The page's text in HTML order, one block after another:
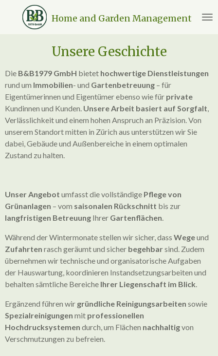
Hauptinhalt Home and Garden Management
Unsere Geschichte
Die B&B1979 GmbH bietet hochwertige Dienstleistungen
rund um Immobilien- und Gartenbetreuung – für
Eigentümerinnen und Eigentümer ebenso wie für private
Kundinnen und Kunden. Unsere Arbeit basiert auf Sorgfalt,
Verlässlichkeit und einem hohen Anspruch an Präzision. Von
unserem Standort mitten in Zürich aus unterstützen wir Sie
dabei, Gebäude und Außenbereiche in einem optimalen
Zustand zu halten.
UnserAngebot umfasst die vollständige Pflege von
Grünanlagen – vom saisonalen Rückschnitt bis zur
langfristigen Betreuung Ihrer Gartenflächen.
Während der Wintermonate stellen wir sicher, dass Wegeund
Zufahrten rasch geräumt und sicher begehbarsind. Zudem
übernehmen wir technische und organisatorische Aufgaben
der Hauswartung, koordinieren Instandsetzungsarbeiten und
behalten sämtliche Bereiche Ihrer Liegenschaft im Blick.
Ergänzend führen wir gründliche Reinigungsarbeiten sowie
Spezialreinigungen mit professionellen
Hochdrucksystemen durch, um Flächen nachhaltigvon
Verschmutzungen zu befreien.